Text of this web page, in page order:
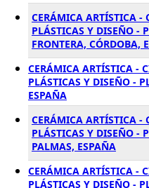
CERÁMICA ARTÍSTICA -
PLÁSTICAS Y DISEÑO -
FRONTERA, CÓRDOBA,
CERÁMICA ARTÍSTICA -
PLÁSTICAS Y DISEÑO -
ESPAÑA
CERÁMICA ARTÍSTICA -
PLÁSTICAS Y DISEÑO -
PALMAS, ESPAÑA
CERÁMICA ARTÍSTICA -
PLÁSTICAS Y DISEÑO -